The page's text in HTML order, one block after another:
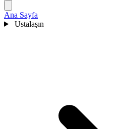
Ana Sayfa
Ustalaşın